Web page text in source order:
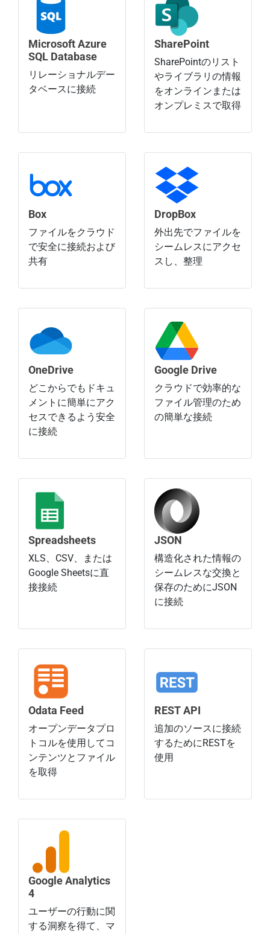
Microsoft Azure
SQL Database
リレーショナルデー
タベースに接続
SharePoint
SharePointのリスト
やライブラリの情報
をオンラインまたは
オンプレミスで取得
Box
ファイルをクラウド
で安全に接続および
共有
DropBox
外出先でファイルを
シームレスにアクセ
スし、整理
OneDrive
どこからでもドキュ
メントに簡単にアク
セスできるよう安全
に接続
Google Drive
クラウドで効率的な
ファイル管理のため
の簡単な接続
Spreadsheets
XLS、CSV、または
Google Sheetsに直
接接続
JSON
構造化された情報の
シームレスな交換と
保存のためにJSON
に接続
Odata Feed
オープンデータプロ
トコルを使用してコ
ンテンツとファイル
を取得
REST API
追加のソースに接続
するためにRESTを
使用
Google Analytics
4
ユーザーの行動に関
する洞察を得て、マ